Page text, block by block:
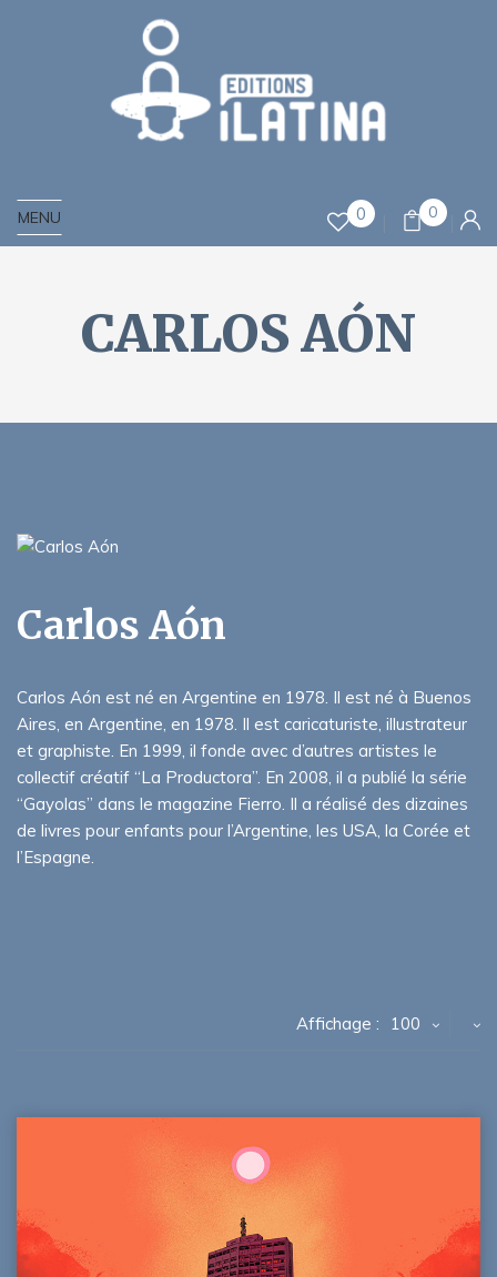
MENU 0 0
CARLOS AÓN
Carlos Aón
Carlos Aón est né en Argentine en 1978. Il est né à Buenos
Aires, en Argentine, en 1978. Il est caricaturiste, illustrateur
et graphiste. En 1999, il fonde avec d’autres artistes le
collectif créatif “La Productora”. En 2008, il a publié la série
“Gayolas” dans le magazine Fierro. Il a réalisé des dizaines
de livres pour enfants pour l’Argentine, les USA, la Corée et
l’Espagne.
Affichage : 100